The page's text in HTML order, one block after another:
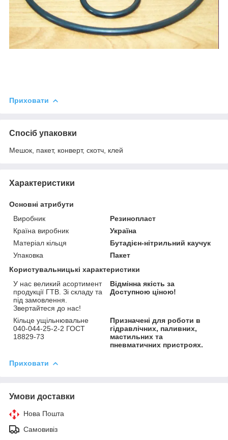
Приховати
Спосіб упаковки
Мешок, пакет, конверт, скотч, клей
Характеристики
Основні атрибути
Виробник
Резинопласт
Країна виробник
Україна
Матеріал кільця
Бутадієн-нітрильний каучук
Упаковка
Пакет
Користувальницькі характеристики
У нас великий асортимент
продукції ГТВ. Зі складу та
під замовлення.
Звертайтеся до нас!
Відмінна якість за
Доступною ціною!
Кільце ущільнювальне
040-044-25-2-2 ГОСТ
18829-73
Призначені для роботи в
гідравлічних, паливних,
мастильних та
пневматичних пристроях.
Приховати
Умови доставки
Нова Пошта
Самовивіз